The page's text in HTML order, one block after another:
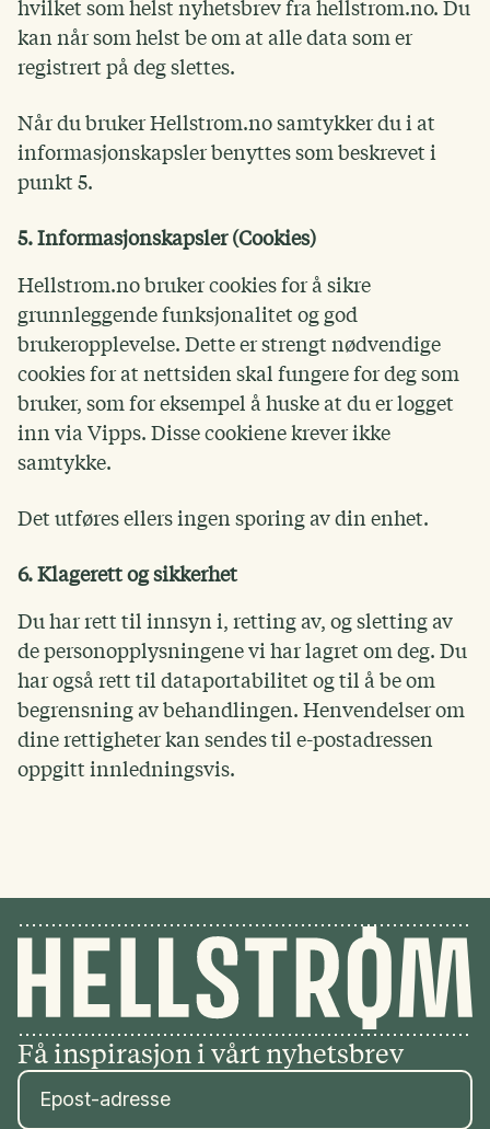
hvilket som helst nyhetsbrev fra hellstrom.no. Du
kan når som helst be om at alle data som er
registrert på deg slettes.
Når du bruker Hellstrom.no samtykker du i at
informasjonskapsler benyttes som beskrevet i
punkt 5.
5. Informasjonskapsler (Cookies)
Hellstrom.no bruker cookies for å sikre
grunnleggende funksjonalitet og god
brukeropplevelse. Dette er strengt nødvendige
cookies for at nettsiden skal fungere for deg som
bruker, som for eksempel å huske at du er logget
inn via Vipps. Disse cookiene krever ikke
samtykke.
Det utføres ellers ingen sporing av din enhet.
6. Klagerett og sikkerhet
Du har rett til innsyn i, retting av, og sletting av
de personopplysningene vi har lagret om deg. Du
har også rett til dataportabilitet og til å be om
begrensning av behandlingen. Henvendelser om
dine rettigheter kan sendes til e-postadressen
oppgitt innledningsvis.
Få inspirasjon i vårt nyhetsbrev